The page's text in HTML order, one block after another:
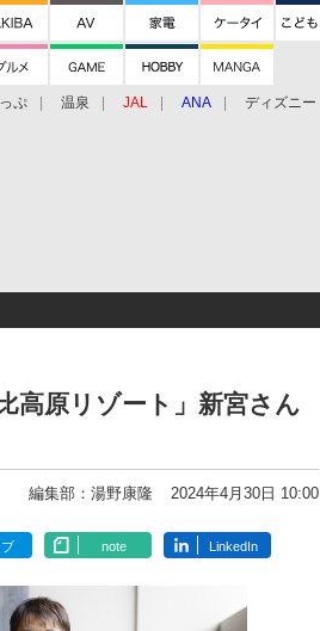
ぷ 温泉 JAL ANA ディズニー
高原リゾート」新宮さん
編集部：湯野康隆 2024年4月30日 10:00
note LinkedIn